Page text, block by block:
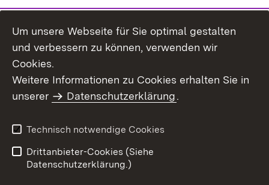
Benutzungshinweise
Erklärung zur
Um unsere Webseite für Sie optimal gestalten
und verbessern zu können, verwenden wir
Cookies.
Weitere Informationen zu Cookies erhalten Sie in
unserer
Datenschutzerklärung.
Technisch notwendige Cookies
Drittanbieter-Cookies (Siehe
Datenschutzerklärung.)